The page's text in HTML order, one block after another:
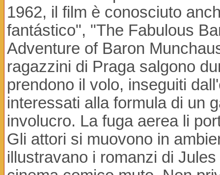
1962, il film è conosciuto
fantástico", "The Fabulous
Adventure of Baron
ragazzini di Praga salgono
prendono il volo, inseguiti
interessati alla formula di un
involucro. La fuga aerea li
Gli attori si muovono in
illustravano i romanzi di